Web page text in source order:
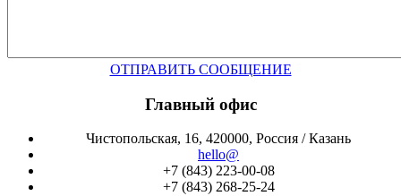
ОТПРАВИТЬ СООБЩЕНИЕ
Главный офис
Чистопольская, 16, 420000, Россия / Казань
hello@
+7 (843) 223-00-08
+7 (843) 268-25-24